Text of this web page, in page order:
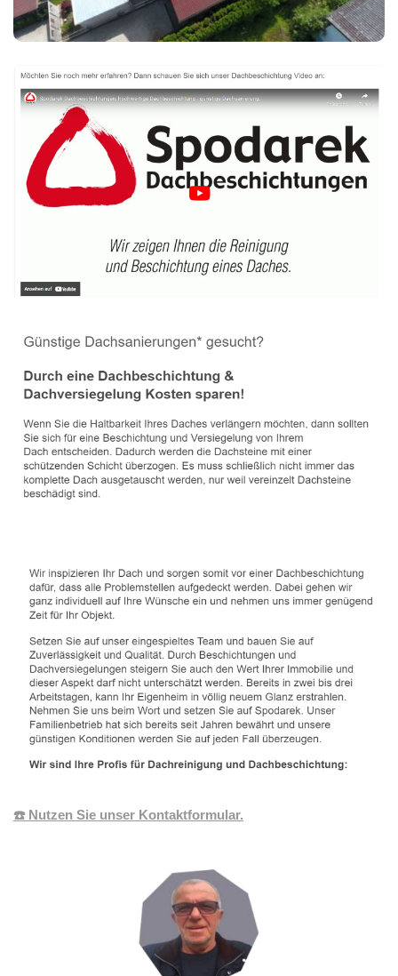
☎️ Nutzen Sie unser Kontaktformular.